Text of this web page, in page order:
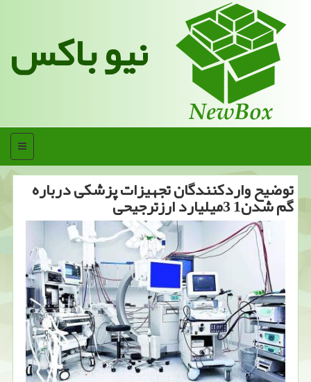
نیو باکس
منو
توضیح واردكنندگان تجهیزات پزشكی درباره
گم شدن1 3میلیارد ارزترجیحی